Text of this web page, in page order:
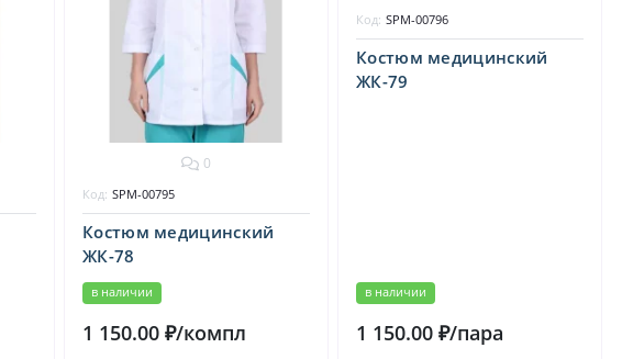
0
Костюм медицинский
ЖК-78
в наличии
Код: SPM-00795
1 150.00 ₽/компл
Костюм медицинский
ЖК-79
в наличии
Код: SPM-00796
1 150.00 ₽/пара